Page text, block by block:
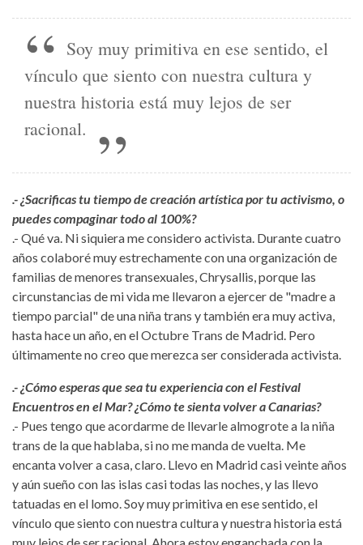
Soy muy primitiva en ese sentido, el
vínculo que siento con nuestra cultura y
nuestra historia está muy lejos de ser
racional.
.- ¿Sacrificas tu tiempo de creación artística por tu activismo, o
puedes compaginar todo al 100%?
.- Qué va. Ni siquiera me considero activista. Durante cuatro
años colaboré muy estrechamente con una organización de
familias de menores transexuales, Chrysallis, porque las
circunstancias de mi vida me llevaron a ejercer de "madre a
tiempo parcial" de una niña trans y también era muy activa,
hasta hace un año, en el Octubre Trans de Madrid. Pero
últimamente no creo que merezca ser considerada activista.
.- ¿Cómo esperas que sea tu experiencia con el Festival
Encuentros en el Mar? ¿Cómo te sienta volver a Canarias?
.- Pues tengo que acordarme de llevarle almogrote a la niña
trans de la que hablaba, si no me manda de vuelta. Me
encanta volver a casa, claro. Llevo en Madrid casi veinte años
y aún sueño con las islas casi todas las noches, y las llevo
tatuadas en el lomo. Soy muy primitiva en ese sentido, el
vínculo que siento con nuestra cultura y nuestra historia está